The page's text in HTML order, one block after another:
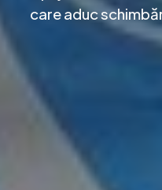
care aduc